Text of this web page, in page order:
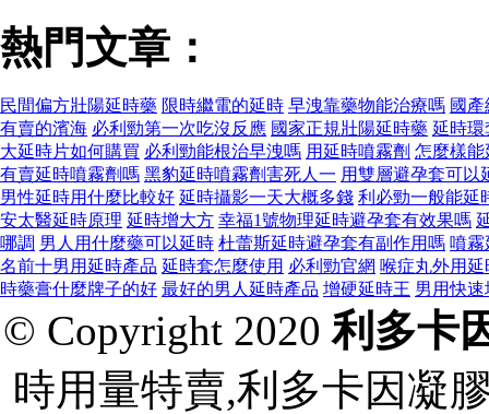
熱門文章：
民間偏方壯陽延時藥 限時繼電的延時 早洩靠藥物能治療嗎 國
有賣的濱海 必利勁第一次吃沒反應 國家正規壯陽延時藥 延時環
大延時片如何購買 必利勁能根治早洩嗎 用延時噴霧劑 怎麼樣能
有賣延時噴霧劑嗎 黑豹延時噴霧劑害死人一 用雙層避孕套可以
男性延時用什麼比較好 延時攝影一天大概多錢 利必勁一般能延
安太醫延時原理 延時增大方 幸福1號物理延時避孕套有效果嗎
哪調 男人用什麼藥可以延時 杜蕾斯延時避孕套有副作用嗎 噴霧
名前十男用延時產品 延時套怎麼使用 必利勁官網 喉症丸外用延
時藥膏什麼牌子的好 最好的男人延時產品 增硬延時王 男用快
© Copyright 2020利多卡
時用量特賣,利多卡因凝